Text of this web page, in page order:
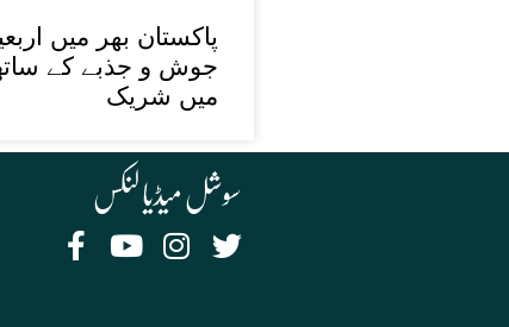
جوش و جذبے کے ساتھ
میں شریک
سوشل میڈیا لنکس